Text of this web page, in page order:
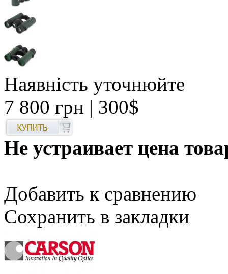
Наявність уточнюйте
7 800 грн | 300$
Не устраивает цена
Добавить к сравнению
Сохранить в закладки